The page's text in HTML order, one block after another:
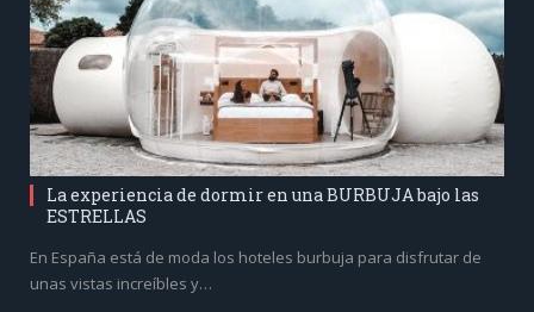
La experiencia de dormir en una BURBUJA bajo las
ESTRELLAS
En España está de moda los hoteles burbuja para disfrutar de
unas vistas increíbles y…